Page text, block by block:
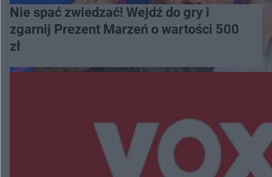
Nie spać zwiedzać! Wejdź do gry i
zgarnij Prezent Marzeń o wartości 500
zł